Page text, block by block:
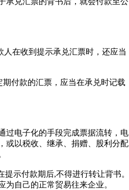
在收到提示承兑汇票时，还应当
付款的汇票，应当在承兑时记载
电子化的手段完成票据流转，电
或以税收、继承、捐赠、股利分配
示付款期后,不得进行转让背书。
自己的正常贸易往来企业。